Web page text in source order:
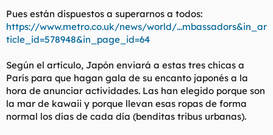
Pues están dispuestos a superarnos a todos:
https://www.metro.co.uk/news/world/...mbassadors&in_ar
ticle_id=578948&in_page_id=64
Según el artículo, Japón enviará a estas tres chicas a
París para que hagan gala de su encanto japonés a la
hora de anunciar actividades. Las han elegido porque son
la mar de kawaii y porque llevan esas ropas de forma
normal los días de cada día (benditas tribus urbanas).